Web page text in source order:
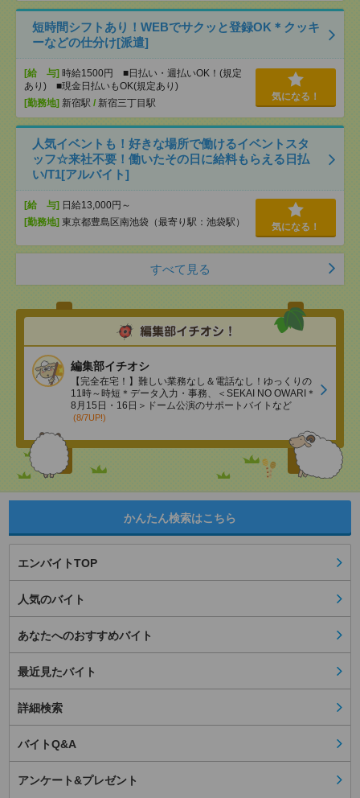
短時間シフトあり！WEBでサクッと登録OK＊クッキ
ーなどの仕分け[派遣]
[給 与] 時給1500円 ■日払い・週払いOK！(規定
あり) ■現金日払いもOK(規定あり)
[勤務地] 新宿駅 / 新宿三丁目駅
気になる！
人気イベントも！好きな場所で働けるイベントスタ
ッフ☆来社不要！働いたその日に給料もらえる日払
い/T1[アルバイト]
[給 与] 日給13,000円～
[勤務地] 東京都豊島区南池袋（最寄り駅：池袋駅） 気になる！
すべて見る
編集部イチオシ
【完全在宅！】難しい業務なし＆電話なし！ゆっくりの
11時～時短＊データ入力・事務、＜SEKAI NO OWARI＊
8月15日・16日＞ドーム公演のサポートバイトなど
(8/7UP!)
かんたん検索はこちら
エンバイトTOP
人気のバイト
あなたへのおすすめバイト
最近見たバイト
詳細検索
バイトQ&A
アンケート&プレゼント